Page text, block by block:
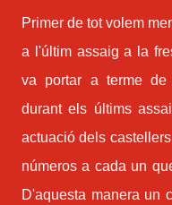
Primer de tot volem
a l'últim assaig a la
va portar a terme de
durant els últims
actuació dels
números a cada un
D'aquesta manera un